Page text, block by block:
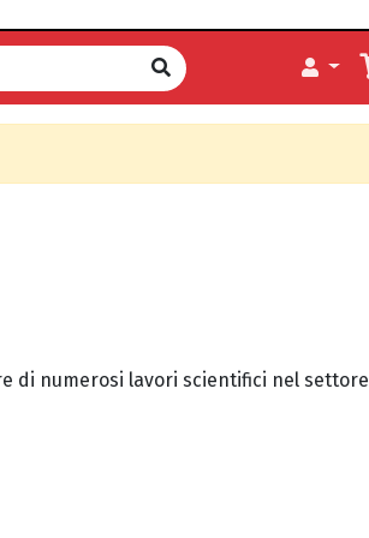
di numerosi lavori scientifici nel settore